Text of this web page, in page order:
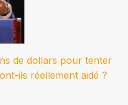
de dollars pour tenter
ils réellement aidé ?